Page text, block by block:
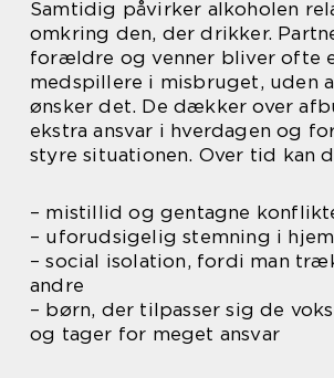
Samtidig påvirker alkoholen
omkring den, der drikker.
forældre og venner bliver ofte
medspillere i misbruget, uden
ønsker det. De dækker over
ekstra ansvar i hverdagen og
styre situationen. Over tid kan
– mistillid og gentagne
– uforudsigelig stemning i
– social isolation, fordi man
andre
– børn, der tilpasser sig de
og tager for meget ansvar